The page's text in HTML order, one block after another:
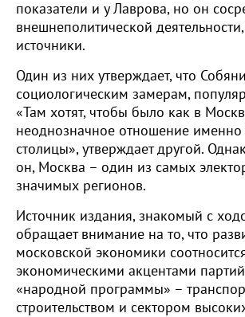
показатели и у Лаврова, но он
внешнеполитической
источники.
Один из них утверждает, что
социологическим замерам,
«Там хотят, чтобы было как в
неоднозначное отношение именно
столицы», утверждает другой.
он, Москва – один из самых
значимых регионов.
Источник издания, знакомый с
обращает внимание на то, что
московской экономики
экономическими акцентами
«народной программы» –
строительством и сектором